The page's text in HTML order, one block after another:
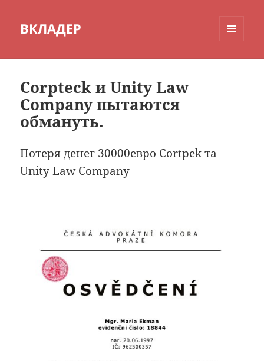
ВКЛАДЕР
Corpteck и Unity Law
Company пытаются
обмануть.
Потеря денег 30000евро Cortpek та
Unity Law Company